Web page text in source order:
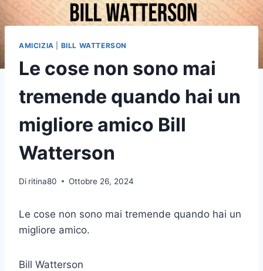
AMICIZIA BILL WATTERSON
Le cose non sono mai
tremende quando hai un
migliore amico Bill
Watterson
Di ritina80 Ottobre 26, 2024
Le cose non sono mai tremende quando hai un
migliore amico.
Bill Watterson